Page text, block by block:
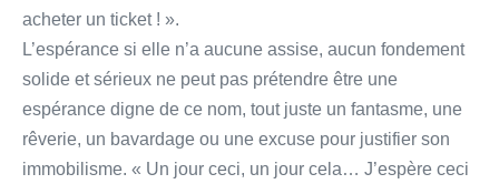
acheter un ticket ! ».
L’espérance si elle n’a aucune assise, aucun fondement
solide et sérieux ne peut pas prétendre être une
espérance digne de ce nom, tout juste un fantasme, une
rêverie, un bavardage ou une excuse pour justifier son
immobilisme. « Un jour ceci, un jour cela… J’espère ceci